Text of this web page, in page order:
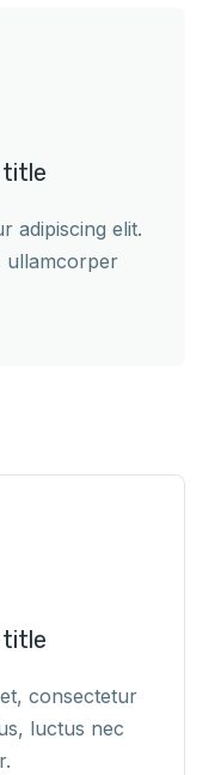
title
adipiscing elit.
ullamcorper
title
consectetur
luctus nec